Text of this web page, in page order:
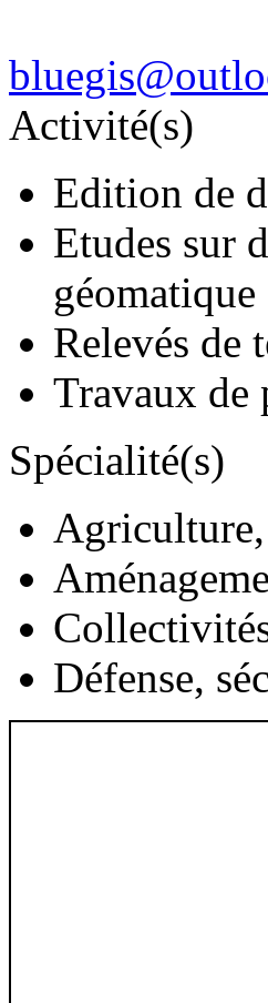
Activité(s)
Edition de
Etudes sur
géomatique
Relevés de
Travaux de
Spécialité(s)
Défense,